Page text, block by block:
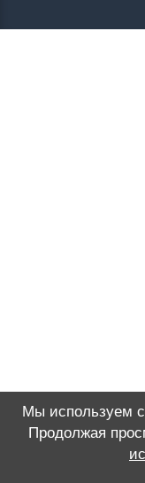
Мы используем
Продолжая